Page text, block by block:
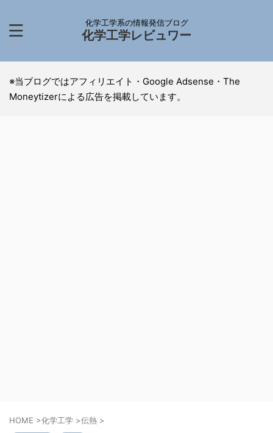
化学工学系の情報発信ブログ
化学工学レビュワー
※当ブログではアフィリエイト・Google Adsense・The
Moneytizerによる広告を掲載しています。
HOME >化学工学 >伝熱 >